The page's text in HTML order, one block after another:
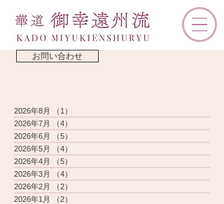
お問い合わせ
2026年8月 （1）
2026年7月
（4）
2026年6月
（5）
2026年5月
（4）
2026年4月
（5）
2026年3月
（4）
2026年2月
（2）
2026年1月
（2）